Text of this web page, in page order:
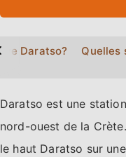
Daratso? Quelles
Daratso est une
nord-ouest de la
le haut Daratso sur